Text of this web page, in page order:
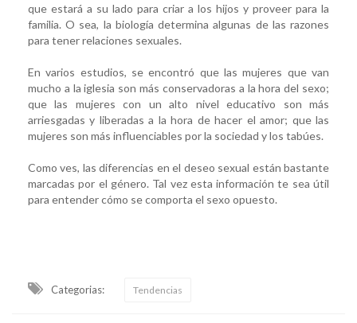
que estará a su lado para criar a los hijos y proveer para la
familia. O sea, la biología determina algunas de las razones
para tener relaciones sexuales.
En varios estudios, se encontró que las mujeres que van
mucho a la iglesia son más conservadoras a la hora del sexo;
que las mujeres con un alto nivel educativo son más
arriesgadas y liberadas a la hora de hacer el amor; que las
mujeres son más influenciables por la sociedad y los tabúes.
Como ves, las diferencias en el deseo sexual están bastante
marcadas por el género. Tal vez esta información te sea útil
para entender cómo se comporta el sexo opuesto.
Categorias: Tendencias